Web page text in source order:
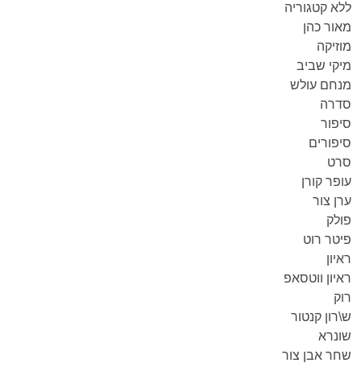
ללא קטגוריה
מאור כהן
מוזיקה
מיקי שביב
מנחם עולש
סדרה
סיפור
סיפורים
סרט
עופר קורן
ערן צור
פולק
פיטר רוט
ראיון
ראיון ווטסאפ
רוק
ש\רון קנטור
שונרא
שחר אבן צור